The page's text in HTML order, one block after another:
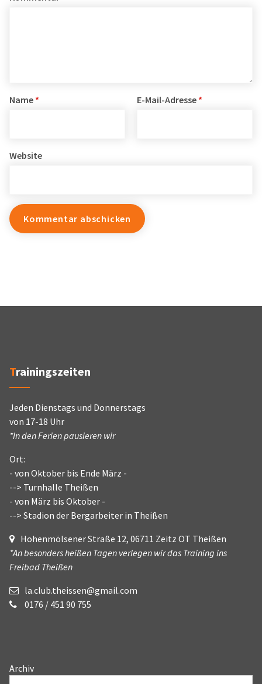
Name * E-Mail-Adresse *
Website
Trainingszeiten
Jeden Dienstags und Donnerstags
von 17-18 Uhr
*In den Ferien pausieren wir
Ort:
- von Oktober bis Ende März -
--> Turnhalle Theißen
- von März bis Oktober -
--> Stadion der Bergarbeiter in Theißen
Hohenmölsener Straße 12, 06711 Zeitz OT Theißen
*An besonders heißen Tagen verlegen wir das Training ins
Freibad Theißen
la.club.theissen@gmail.com
0176 / 451 90 755
Archiv